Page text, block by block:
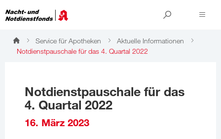
Service für Apotheken
Aktuelle Informationen
Notdienstpauschale für das 4. Quartal 2022
Notdienstpauschale für das
4. Quartal 2022
16. März 2023